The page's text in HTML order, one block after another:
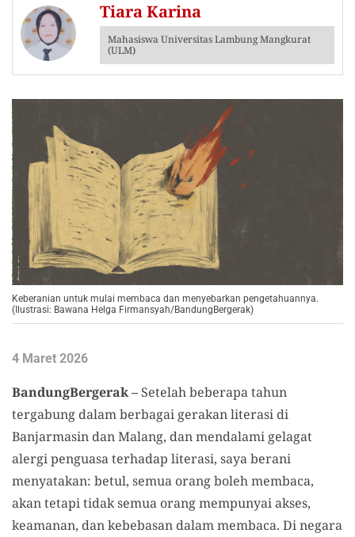
Tiara Karina
Mahasiswa Universitas Lambung Mangkurat
(ULM)
Keberanian untuk mulai membaca dan menyebarkan pengetahuannya.
(Ilustrasi: Bawana Helga Firmansyah/BandungBergerak)
4 Maret 2026
BandungBergerak – Setelah beberapa tahun
tergabung dalam berbagai gerakan literasi di
Banjarmasin dan Malang, dan mendalami gelagat
alergi penguasa terhadap literasi, saya berani
menyatakan: betul, semua orang boleh membaca,
akan tetapi tidak semua orang mempunyai akses,
keamanan, dan kebebasan dalam membaca. Di negara